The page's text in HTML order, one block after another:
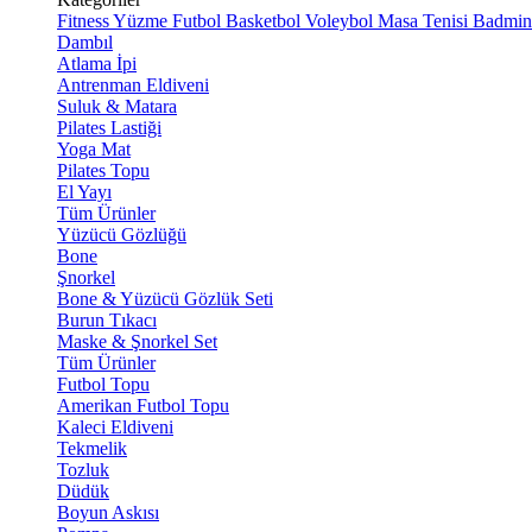
FitnessYüzme Futbol Basketbol Voleybol Masa Tenisi
Dambıl
Atlama İpi
Antrenman Eldiveni
Suluk & Matara
Pilates Lastiği
Yoga Mat
Pilates Topu
El Yayı
Tüm Ürünler
Yüzücü Gözlüğü
Bone
Şnorkel
Bone & Yüzücü Gözlük Seti
Burun Tıkacı
Maske & Şnorkel Set
Tüm Ürünler
Futbol Topu
Amerikan Futbol Topu
Kaleci Eldiveni
Tekmelik
Tozluk
Düdük
Boyun Askısı